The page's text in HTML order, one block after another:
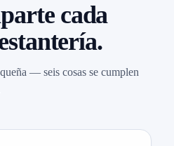
cada
— seis cosas se cumplen